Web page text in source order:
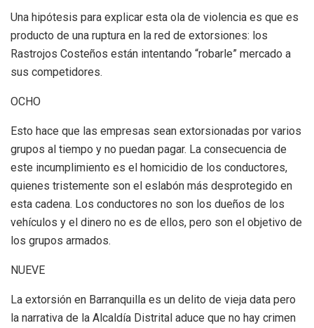
Una hipótesis para explicar esta ola de violencia es que es
producto de una ruptura en la red de extorsiones: los
Rastrojos Costeños están intentando “robarle” mercado a
sus competidores.
OCHO
Esto hace que las empresas sean extorsionadas por varios
grupos al tiempo y no puedan pagar. La consecuencia de
este incumplimiento es el homicidio de los conductores,
quienes tristemente son el eslabón más desprotegido en
esta cadena. Los conductores no son los dueños de los
vehículos y el dinero no es de ellos, pero son el objetivo de
los grupos armados.
NUEVE
La extorsión en Barranquilla es un delito de vieja data pero
la narrativa de la Alcaldía Distrital aduce que no hay crimen